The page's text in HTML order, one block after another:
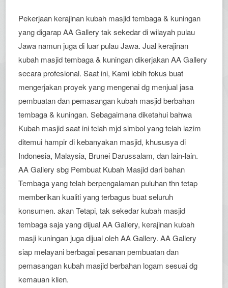
Pekerjaan kerajinan kubah masjid tembaga & kuningan
yang digarap AA Gallery tak sekedar di wilayah pulau
Jawa namun juga di luar pulau Jawa. Jual kerajinan
kubah masjid tembaga & kuningan dikerjakan AA Gallery
secara profesional. Saat ini, Kami lebih fokus buat
mengerjakan proyek yang mengenai dg menjual jasa
pembuatan dan pemasangan kubah masjid berbahan
tembaga & kuningan. Sebagaimana diketahui bahwa
Kubah masjid saat ini telah mjd simbol yang telah lazim
ditemui hampir di kebanyakan masjid, khususya di
Indonesia, Malaysia, Brunei Darussalam, dan lain-lain.
AA Gallery sbg Pembuat Kubah Masjid dari bahan
Tembaga yang telah berpengalaman puluhan thn tetap
memberikan kualiti yang terbagus buat seluruh
konsumen. akan Tetapi, tak sekedar kubah masjid
tembaga saja yang dijual AA Gallery, kerajinan kubah
masji kuningan juga dijual oleh AA Gallery. AA Gallery
siap melayani berbagai pesanan pembuatan dan
pemasangan kubah masjid berbahan logam sesuai dg
kemauan klien.